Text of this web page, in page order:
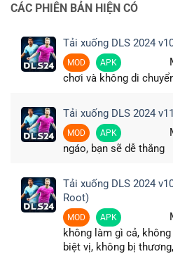
CÁC PHIÊN BẢN HIỆN CÓ
Tải xuống DLS 2024
MOD APK
chơi và không di
Tải xuống DLS 2024
MOD APK
ngáo, bạn sẽ dễ thắng
Tải xuống DLS 2024
Root)
MOD APK
không làm gì cả,
biệt vị, không bị